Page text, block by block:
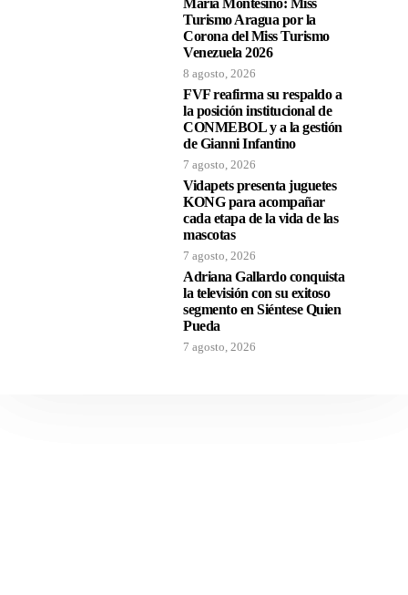
Turismo Aragua por la
Corona del Miss Turismo
Venezuela 2026
8 agosto, 2026
FVF reafirma su respaldo a
la posición institucional de
CONMEBOL y a la gestión
de Gianni Infantino
7 agosto, 2026
Vidapets presenta juguetes
KONG para acompañar
cada etapa de la vida de las
mascotas
7 agosto, 2026
Adriana Gallardo conquista
la televisión con su exitoso
segmento en Siéntese Quien
Pueda
7 agosto, 2026